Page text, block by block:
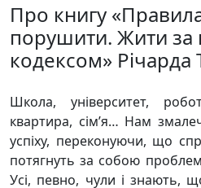
Про книгу
порушити. Жити за
кодексом» Річарда
Школа, університет,
квартира, сім’я… Нам
успіху, переконуючи, що
потягнуть за собою
Усі, певно, чули і знають,